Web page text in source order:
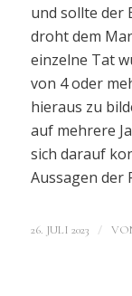
und sollte der
droht dem
einzelne Tat
von 4 oder
hieraus zu
auf mehrere
sich darauf
Aussagen der
26. JULI 2023 /